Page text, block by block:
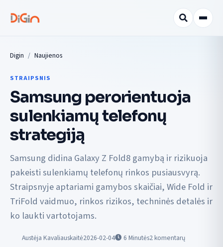
Digin Naujienos
STRAIPSNIS
Samsung perorientuoja
sulenkiamų telefonų
strategiją
Samsung didina Galaxy Z Fold8 gamybą ir rizikuoja
pakeisti sulenkiamų telefonų rinkos pusiausvyrą.
Straipsnyje aptariami gamybos skaičiai, Wide Fold ir
TriFold vaidmuo, rinkos rizikos, techninės detalės ir
ko laukti vartotojams.
Austėja Kavaliauskaitė2026-02-04 6 Minutės2 komentarų